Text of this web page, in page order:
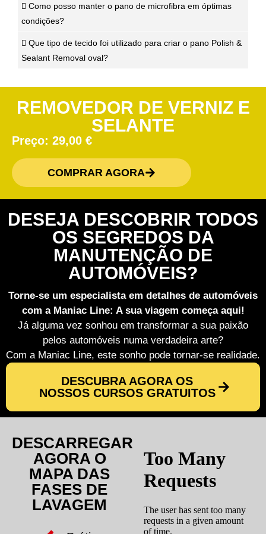
Como posso manter o pano de microfibra em óptimas
condições?
Que tipo de tecido foi utilizado para criar o pano Polish &
Sealant Removal oval?
REMOVEDOR DE VERNIZ E
SELANTE
Preço: 29,00 €
COMPRAR AGORA
DESEJA DESCOBRIR TODOS
OS SEGREDOS DA
MANUTENÇÃO DE
AUTOMÓVEIS?
Torne-se um especialista em detalhes de automóveis
com a Maniac Line: A sua viagem começa aqui!
Já alguma vez sonhou em transformar a sua paixão
pelos automóveis numa verdadeira arte?
Com a Maniac Line, este sonho pode tornar-se realidade.
DESCUBRA AGORA OS
NOSSOS CURSOS GRATUITOS
DESCARREGAR
AGORA O
MAPA DAS
FASES DE
LAVAGEM